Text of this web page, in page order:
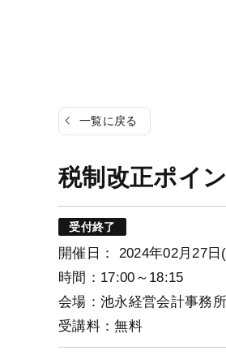
一覧に戻る
税制改正ポイ
受付終了
開催日： 2024年02月27日
時間：17:00～18:15
会場：池永経営会計事務
受講料：無料